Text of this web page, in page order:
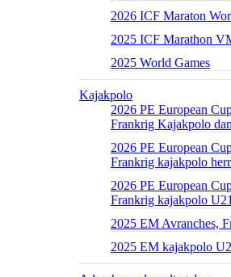
2026 ICF Maraton
2025 ICF Marathon
2025 World Games
Kajakpolo
2026 PE European
Frankrig Kajakpolo
2026 PE European
Frankrig kajakpolo
2026 PE European
Frankrig kajakpolo U21
2025 EM Avranches,
2025 EM kajakpolo